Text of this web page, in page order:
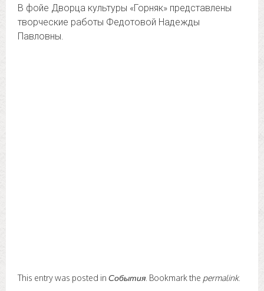
В фойе Дворца культуры «Горняк» представлены
творческие работы Федотовой Надежды
Павловны.
This entry was posted in События . Bookmark the permalink.